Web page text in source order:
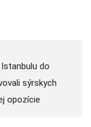
do
sýrskych
opozície